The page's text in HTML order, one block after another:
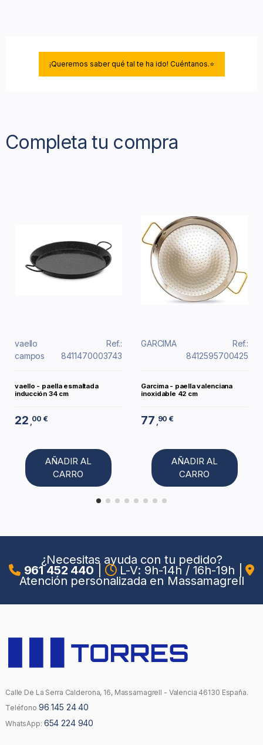
¡Queremos saber qué tal te ha ido! Cuéntanos.⭐
Completa tu compra
vaello
campos
Ref.:
8411470003743
vaello - paella esmaltada
inducción 34 cm
22 ,00 €
AÑADIR AL
CARRO
GARCIMA
Ref.:
8412595700425
Garcima - paella valenciana
inoxidable 42 cm
77 ,90 €
AÑADIR AL
CARRO
¿Necesitas ayuda con tu pedido?
961 452 440 L-V: 9h-14h / 16h-19h
Atención personalizada en Massamagrell
Calle De La Serra Calderona, 16, Massamagrell - Valencia 46130 España.
Teléfono 96 145 24 40
WhatsApp: 654 224 940